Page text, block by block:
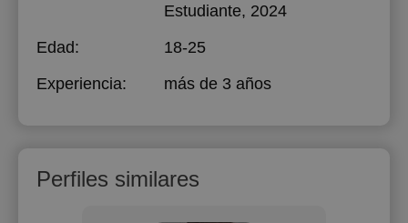
Estudiante, 2024
Edad:
18-25
Experiencia:
más de 3 años
Perfiles similares